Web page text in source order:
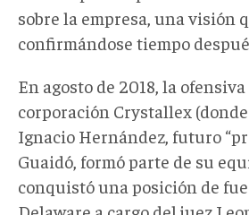
sobre la empresa, una visión
confirmándose tiempo
En agosto de 2018, la
corporación Crystallex (donde
Ignacio Hernández, futuro
Guaidó, formó parte de su
conquistó una posición de